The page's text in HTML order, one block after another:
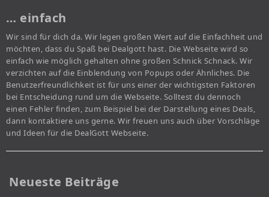
… einfach
Wir sind für dich da. Wir legen großen Wert auf die Einfachheit und
möchten, dass du Spaß bei Dealgott hast. Die Webseite wird so
einfach wie möglich gehalten ohne großen Schnick Schnack. Wir
verzichten auf die Einblendung von Popups oder Ähnliches. Die
Benutzerfreundlichkeit ist für uns einer der wichtigsten Faktoren
bei Entscheidung rund um die Webseite. Solltest du dennoch
einen Fehler finden, zum Beispiel bei der Darstellung eines Deals,
dann kontaktiere uns gerne. Wir freuen uns auch über Vorschläge
und Ideen für die DealGott Webseite.
Neueste Beiträge